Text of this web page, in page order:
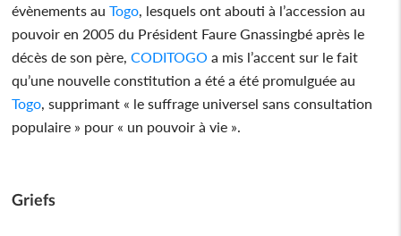
évènements au Togo , lesquels ont abouti à l’accession au
pouvoir en 2005 du Président Faure Gnassingbé après le
décès de son père,CODITOGO a mis l’accent sur le fait
qu’une nouvelle constitution a été a été promulguée au
Togo , supprimant « le suffrage universel sans consultation
populaire » pour « un pouvoir à vie ».
Griefs